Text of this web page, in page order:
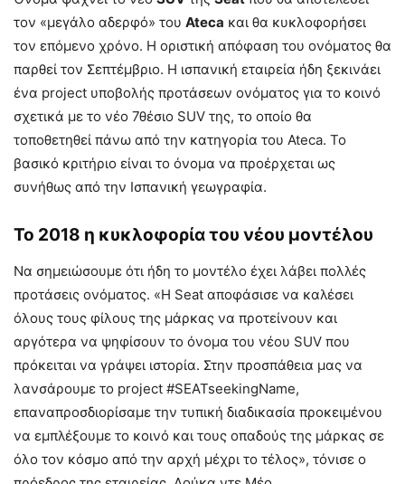
τον «μεγάλο αδερφό» του Ateca και θα κυκλοφορήσει
τον επόμενο χρόνο. Η οριστική απόφαση του ονόματος θα
παρθεί τον Σεπτέμβριο. Η ισπανική εταιρεία ήδη ξεκινάει
ένα project υποβολής προτάσεων ονόματος για το κοινό
σχετικά με το νέο 7θέσιο SUV της, το οποίο θα
τοποθετηθεί πάνω από την κατηγορία του Ateca. Το
βασικό κριτήριο είναι το όνομα να προέρχεται ως
συνήθως από την Ισπανική γεωγραφία.
Το 2018 η κυκλοφορία του νέου μοντέλου
Να σημειώσουμε ότι ήδη το μοντέλο έχει λάβει πολλές
προτάσεις ονόματος. «Η Seat αποφάσισε να καλέσει
όλους τους φίλους της μάρκας να προτείνουν και
αργότερα να ψηφίσουν το όνομα του νέου SUV που
πρόκειται να γράψει ιστορία. Στην προσπάθεια μας να
λανσάρουμε το project #SEATseekingName,
επαναπροσδιορίσαμε την τυπική διαδικασία προκειμένου
να εμπλέξουμε το κοινό και τους οπαδούς της μάρκας σε
όλο τον κόσμο από την αρχή μέχρι το τέλος», τόνισε ο